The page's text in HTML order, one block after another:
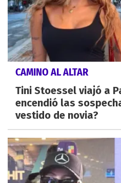
CAMINO AL ALTAR
Tini Stoessel viajó a
encendió las
vestido de novia?